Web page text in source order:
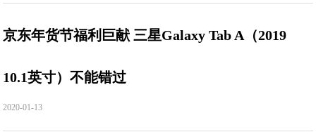
京东年货节福利巨献 三星Galaxy Tab A（2019
10.1英寸）不能错过
2020-01-13